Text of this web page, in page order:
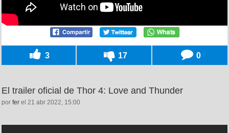
3 17 0
El trailer oficial de Thor 4: Love and Thunder
por fer el 21 abr 2022, 15:00